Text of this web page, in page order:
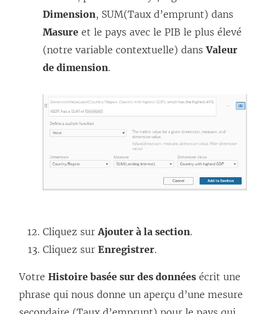
Dimension, SUM(Taux d’emprunt) dans
Masure et le pays avec le PIB le plus élevé
(notre variable contextuelle) dansValeur
de dimension.
Cliquez sur Ajouter à la section.
Cliquez sur Enregistrer.
Votre Histoire basée sur des données écrit une
phrase qui nous donne un aperçu d’une mesure